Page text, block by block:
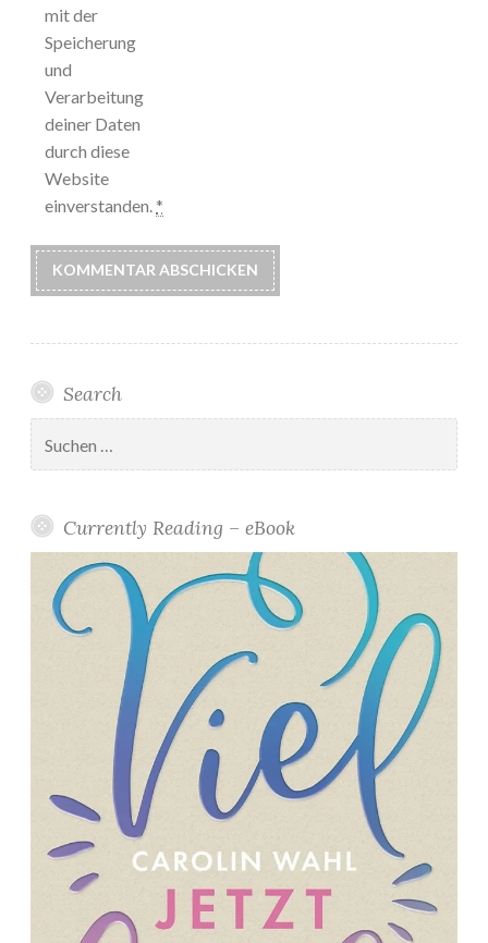
mit der
Speicherung
und
Verarbeitung
deiner Daten
durch diese
Website
einverstanden. *
Search
nach:
Currently Reading – eBook